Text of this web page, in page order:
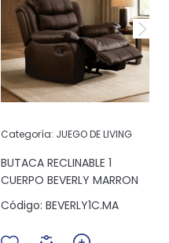
Categoría: JUEGO DE LIVING
BUTACA RECLINABLE 1
CUERPO BEVERLY MARRON
Código: BEVERLY1C.MA